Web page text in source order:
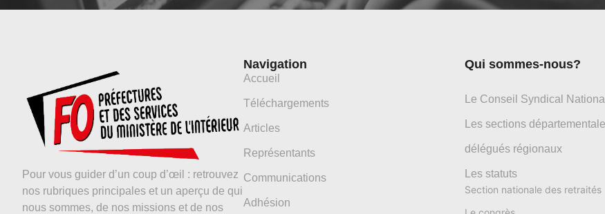
Pour vous guider d’un coup d’œil : retrouvez
nos rubriques principales et un aperçu de qui
nous sommes, de nos missions et de nos
Navigation
Accueil
Téléchargements
Articles
Représentants
Communications
Adhésion
Qui sommes-nous?
Le Conseil Syndical National
Les sections
délégués régionaux
Les statuts
Section nationale des retraités